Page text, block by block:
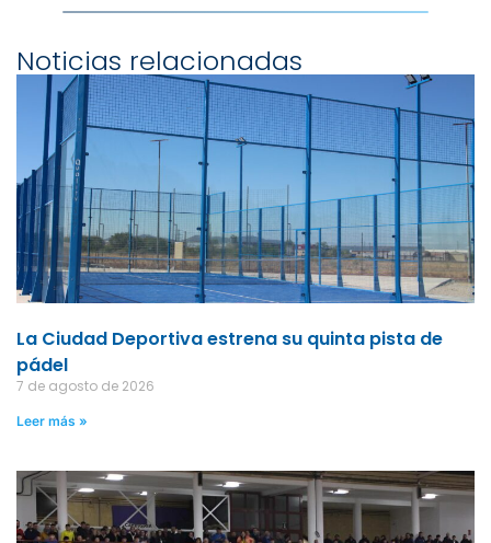
Noticias relacionadas
La Ciudad Deportiva estrena su quinta pista de
pádel
7 de agosto de 2026
Leer más »